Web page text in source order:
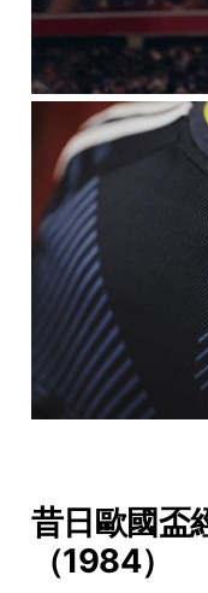
昔日歐國盃
（1984）